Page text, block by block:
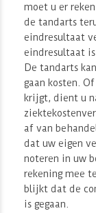
moet u er
de tandarts
eindresultaat
eindresultaat is
De tandarts
gaan kosten.
krijgt, dient u
af van
dat uw eigen
noteren in uw
rekening mee
blijkt dat de
is gegaan.